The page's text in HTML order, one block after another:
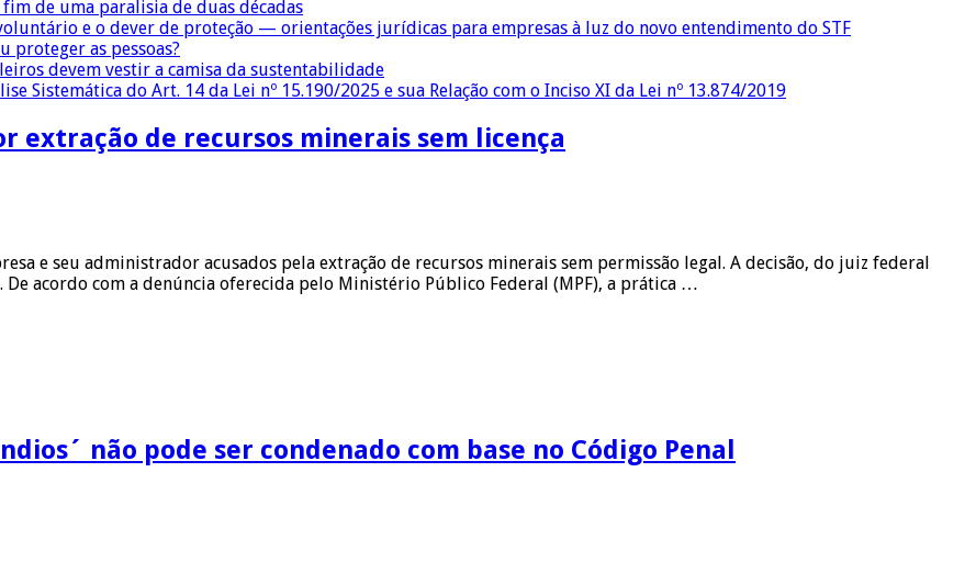
de uma paralisia de duas décadas
e o dever de proteção — orientações jurídicas para empresas à luz do novo entendimento do STF
as pessoas?
devem vestir a camisa da sustentabilidade
Sistemática do Art. 14 da Lei nº 15.190/2025 e sua Relação com o Inciso XI da Lei nº 13.874/2019
extração de recursos minerais sem licença
e seu administrador acusados pela extração de recursos minerais sem permissão legal. A decisão, do juiz federal
acordo com a denúncia oferecida pelo Ministério Público Federal (MPF), a prática …
não pode ser condenado com base no Código Penal